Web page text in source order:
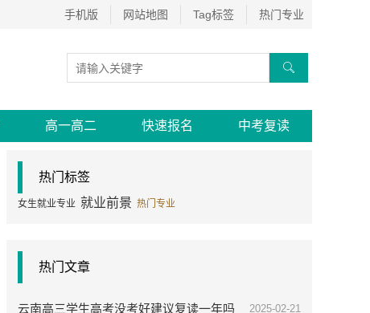
手机版 网站地图 Tag标签 热门专业

高一高二 快速报名 中考复读
热门标签
女生就业专业 就业前景 热门专业
热门文章
云南高三学生高考没考好建议复读一年吗 2025-02-21